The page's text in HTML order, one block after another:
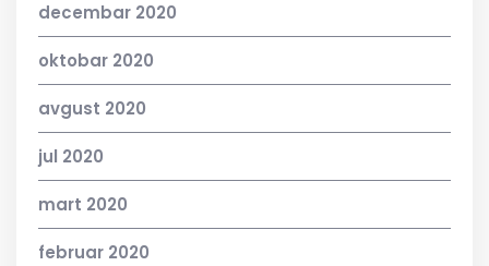
decembar 2020
oktobar 2020
avgust 2020
jul 2020
mart 2020
februar 2020